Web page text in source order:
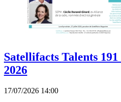
Satellifacts Talents
2026
17/07/2026 14:00